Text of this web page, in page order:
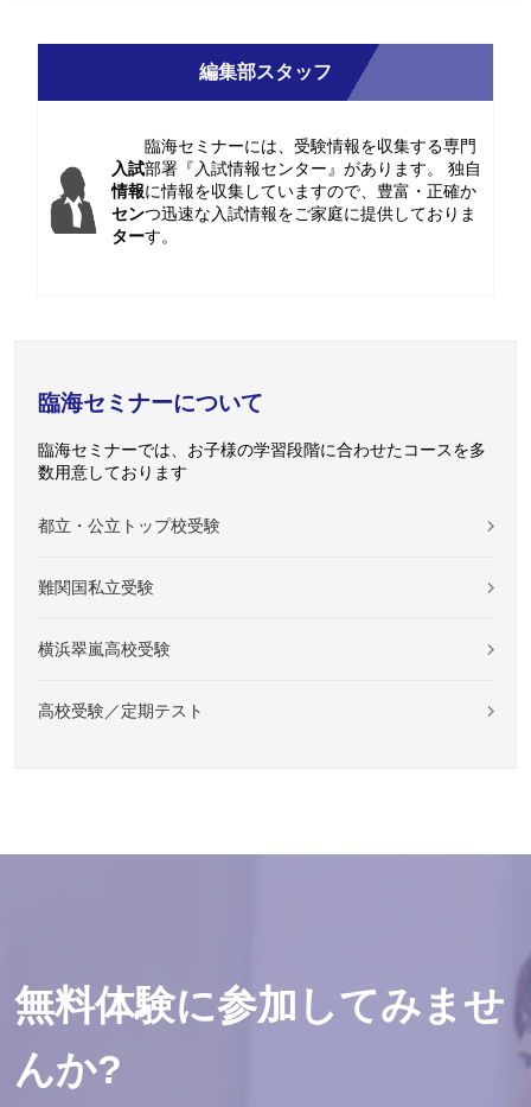
編集部スタッフ
入試
情報
セン
ター
臨海セミナーには、受験情報を収集する専門
部署『入試情報センター』があります。 独自
に情報を収集していますので、豊富・正確か
つ迅速な入試情報をご家庭に提供しておりま
す。
臨海セミナーについて
臨海セミナーでは、お子様の学習段階に合わせたコースを多
数用意しております
都立・公立トップ校受験
難関国私立受験
横浜翠嵐高校受験
高校受験／定期テスト
無料体験に参加してみませ
んか?